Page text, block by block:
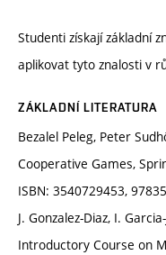
Studenti získají základní
aplikovat tyto znalosti v
ZÁKLADNÍ LITERATURA
Bezalel Peleg, Peter
Cooperative Games,
ISBN: 3540729453,
J. Gonzalez-Diaz, I.
Introductory Course on